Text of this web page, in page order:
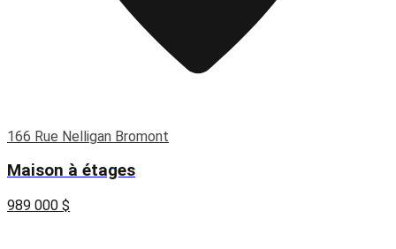
166 Rue Nelligan Bromont
Maison à étages
989 000 $